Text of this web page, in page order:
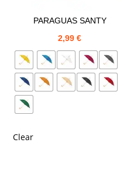
PARAGUAS SANTY
2,99€
Clear